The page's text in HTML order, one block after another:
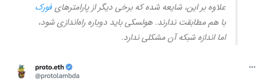
علاوه بر این، شایعه شده که برخی دیگر از پارامترهایفورک
با هم مطابقت ندارند. هولسکی باید دوباره راه‌اندازی شود،
اما اندازه شبکه آن مشکلی ندارد.